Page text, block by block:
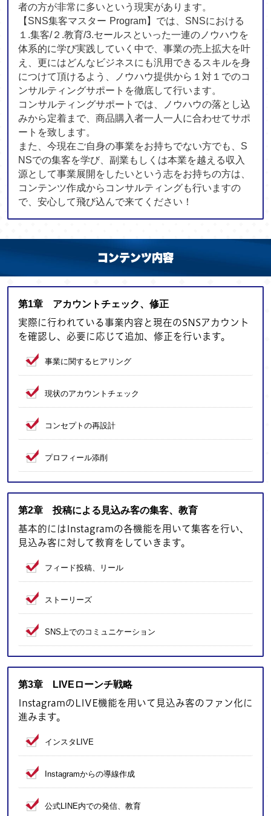
者の方が非常に多いという現実があります。
【SNS集客マスター Program】では、SNSにおける
１.集客/２.教育/3.セールスといった一連のノウハウを
体系的に学び実践していく中で、事業の売上拡大を叶
え、更にはどんなビジネスにも汎用できるスキルを身
につけて頂けるよう、ノウハウ提供から１対１でのコ
ンサルティングサポートを徹底して行います。
コンサルティングサポートでは、ノウハウの落とし込
みから定着まで、商品購入者一人一人に合わせてサポ
ートを致します。
また、今現在ご自身の事業をお持ちでない方でも、S
NSでの集客を学び、副業もしくは本業を越える収入
源として事業展開をしたいという志をお持ちの方は、
コンテンツ作成からコンサルティングも行いますの
で、安心して飛び込んで来てください！
コンテンツ内容
第1章 アカウントチェック、修正
実際に行われている事業内容と現在のSNSアカウント
を確認し、必要に応じて追加、修正を行います。
事業に関するヒアリング
現状のアカウントチェック
コンセプトの再設計
プロフィール添削
第2章 投稿による見込み客の集客、教育
基本的にはInstagramの各機能を用いて集客を行い、
見込み客に対して教育をしていきます。
フィード投稿、リール
ストーリーズ
SNS上でのコミュニケーション
第3章 LIVEローンチ戦略
InstagramのLIVE機能を用いて見込み客のファン化に
進みます。
インスタLIVE
Instagramからの導線作成
公式LINE内での発信、教育